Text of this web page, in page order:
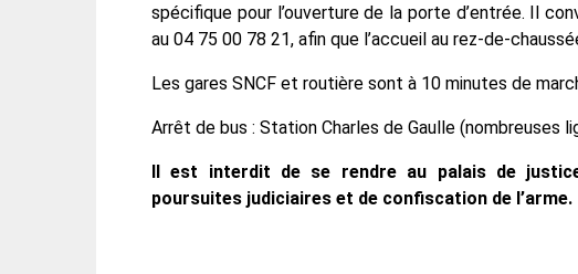
spécifique pour l’ouverture de la porte d’entrée. Il
au 04 75 00 78 21, afin que l’accueil au rez-de-
Les gares SNCF et routière sont à 10 minutes de
Arrêt de bus : Station Charles de Gaulle (nombreuses
Il est interdit de se rendre au palais de
poursuites judiciaires et de confiscation de l’arme.